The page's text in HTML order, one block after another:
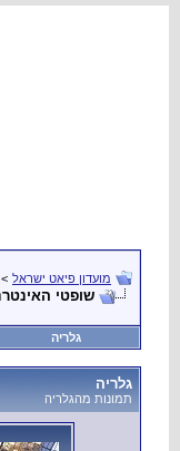
מועדון פיאט ישראל >
שופטי
גלריה
גלריה
תמונות מהגלריה